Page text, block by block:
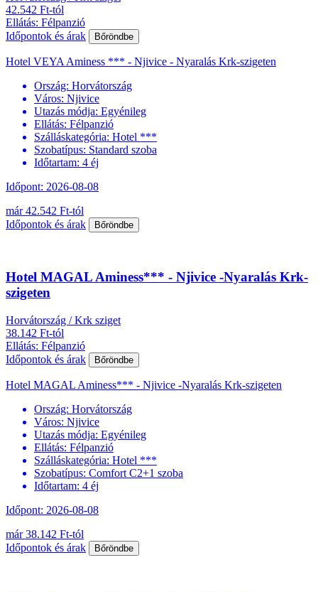
42.542 Ft-tól
Ellátás: Félpanzió
Időpontok és árak
Bőröndbe
Hotel VEYA Aminess *** - Njivice - Nyaralás Krk-szigeten
Ország: Horvátország
Város: Njivice
Utazás módja: Egyénileg
Ellátás: Félpanzió
Szálláskategória: Hotel ***
Szobatípus: Standard szoba
Időtartam: 4 éj
Időpont: 2026-08-08
már 42.542 Ft-tól
Időpontok és árak
Bőröndbe
Hotel MAGAL Aminess*** - Njivice -Nyaralás Krk-
szigeten
Horvátország / Krk sziget
38.142 Ft-tól
Ellátás: Félpanzió
Időpontok és árak
Bőröndbe
Hotel MAGAL Aminess*** - Njivice -Nyaralás Krk-szigeten
Ország: Horvátország
Város: Njivice
Utazás módja: Egyénileg
Ellátás: Félpanzió
Szálláskategória: Hotel ***
Szobatípus: Comfort C2+1 szoba
Időtartam: 4 éj
Időpont: 2026-08-08
már 38.142 Ft-tól
Időpontok és árak
Bőröndbe